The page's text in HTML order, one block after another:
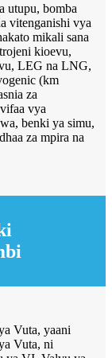
utupu, bomba
vitenganishi vya
mikali sana
kioevu,
LEG na LNG,
(km
za
vya
benki ya simu,
za mpira na
Vuta, yaani
Vuta, ni